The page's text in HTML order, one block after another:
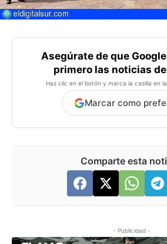
Asegúrate de que
primero las noticias
Haz clic en el botón y marca la casilla en
Marcar como
Comparte esta
- Publicidad -